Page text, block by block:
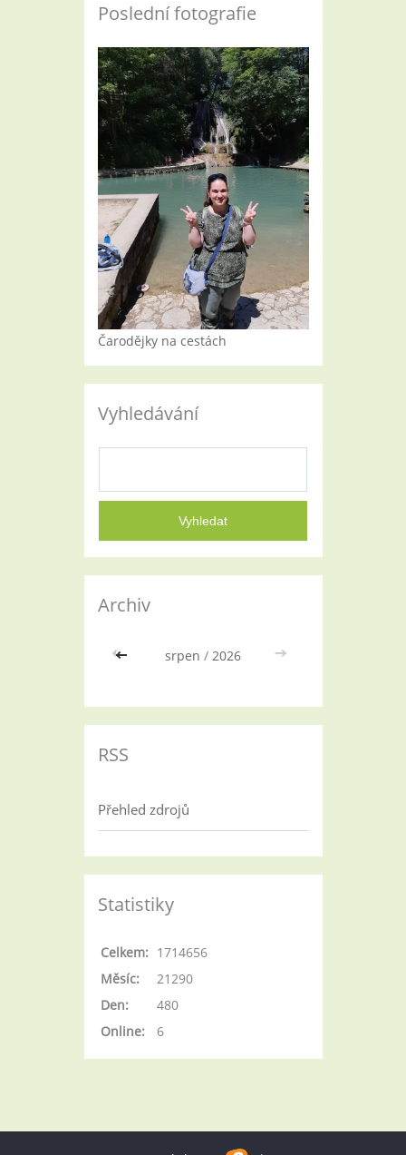
Poslední fotografie
Čarodějky na cestách
Vyhledávání
Archiv
<< srpen / 2026 >>
RSS
Přehled zdrojů
Statistiky
Online: 6
Celkem: 1714656
Měsíc:
21290
Den:
480